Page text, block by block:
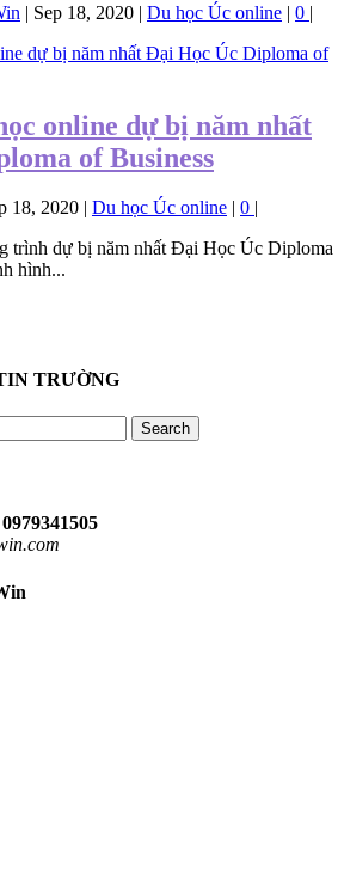
| Sep 18, 2020 | Du học Úc online | 0 |
online dự bị năm nhất
of Business
18, 2020 | Du học Úc online | 0 |
trình dự bị năm nhất Đại Học Úc Diploma
hình...
TRƯỜNG